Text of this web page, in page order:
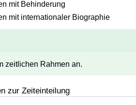
/ Verwaltung
Angebote
mit Behinderung
mit internationaler Biographie
zeitlichen Rahmen an.
zur Zeiteinteilung